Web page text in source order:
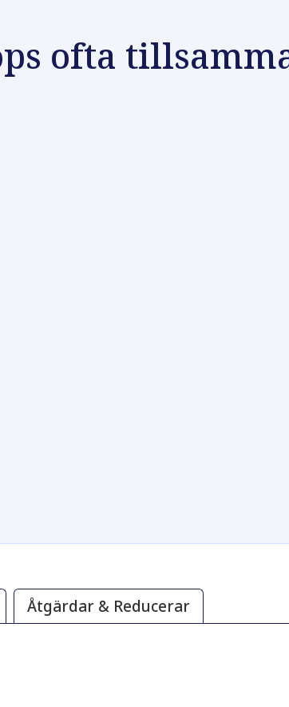
ofta
Åtgärdar & Reducerar